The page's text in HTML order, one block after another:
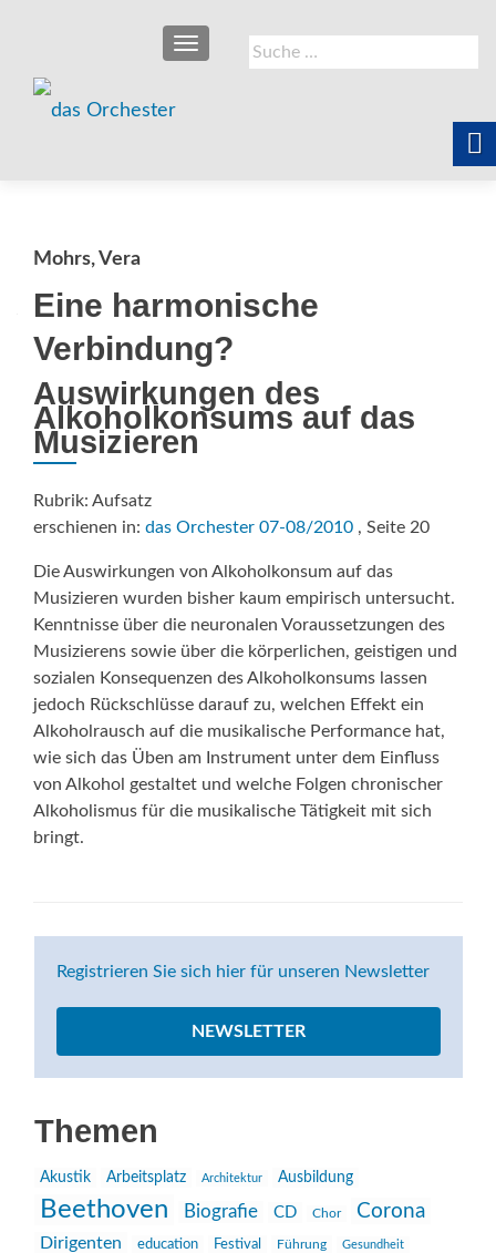
Suche
nach:
SCHALTE NAVIGATION
Mohrs, Vera
Eine harmonische
Verbindung?
Auswirkungen des
Alkoholkonsums auf das
Musizieren
Rubrik: Aufsatz
erschienen in: das Orchester 07-08/2010 , Seite 20
Die Auswirkungen von Alkoholkonsum auf das
Musizieren wurden bisher kaum empirisch untersucht.
Kenntnisse über die neuronalen Voraussetzungen des
Musizierens sowie über die körperlichen, geistigen und
sozialen Konsequenzen des Alkoholkonsums lassen
jedoch Rückschlüsse darauf zu, welchen Effekt ein
Alkoholrausch auf die musikalische Performance hat,
wie sich das Üben am Instrument unter dem Einfluss
von Alkohol gestaltet und welche Folgen chronischer
Alkoholismus für die musikalische Tätigkeit mit sich
bringt.
Registrieren Sie sich hier für unseren Newsletter
NEWSLETTER
Themen
Akustik Arbeitsplatz Architektur Ausbildung
Beethoven Biografie CD Chor Corona
Dirigenten education Festival Führung Gesundheit